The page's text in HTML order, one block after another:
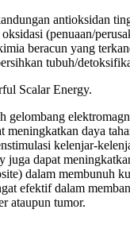
antioksidan
(penuaan/
beracun yang
tubuh/
Scalar Energy.
gelombang
meningkatkan daya
kelenjar-
juga dapat
dalam membunuh
efektif dalam
ataupun tumor.